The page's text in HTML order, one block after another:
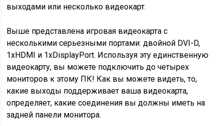
выходами или несколько видеокарт.
Выше представлена ​​игровая видеокарта с
несколькими серьезными портами: двойной DVI-D,
1xHDMI и 1xDisplayPort. Используя эту единственную
видеокарту, вы можете подключить до четырех
мониторов к этому ПК! Как вы можете видеть, то,
какие выходы поддерживает ваша видеокарта,
определяет, какие соединения вы должны иметь на
задней панели монитора.